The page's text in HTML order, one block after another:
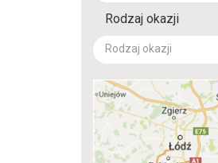
Rodzaj okazji
Rodzaj okazji